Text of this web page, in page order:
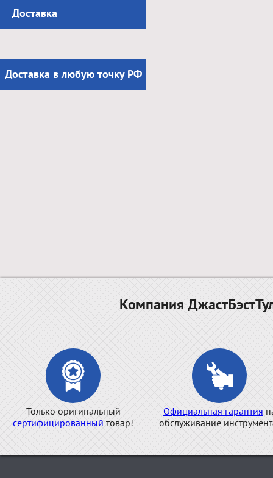
Доставка
Доставка в любую точку РФ
Компания
Только оригинальный
сертифицированный товар!
Официальная гарантия
обслуживание